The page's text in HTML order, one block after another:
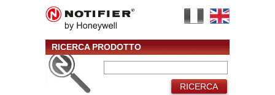
RICERCA PRODOTTO
RICERCA